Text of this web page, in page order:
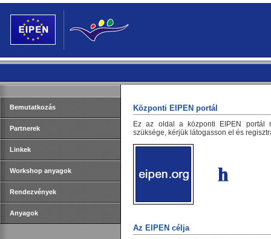
Bemutatkozás
Partnerek
Linkek
Workshop anyagok
Rendezvények
Anyagok
Központi EIPEN portál
Ez az oldal a központi EIPEN portál
szüksége, kérjük látogasson el és
Az EIPEN célja